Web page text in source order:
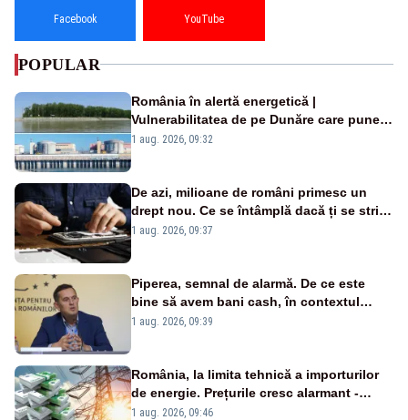
Facebook YouTube
POPULAR
România în alertă energetică |
Vulnerabilitatea de pe Dunăre care pune
în pericol Centrala Cernavodă era
1 aug. 2026, 09:32
De azi, milioane de români primesc un
drept nou. Ce se întâmplă dacă ți se strică
un produs
1 aug. 2026, 09:37
Piperea, semnal de alarmă. De ce este
bine să avem bani cash, în contextul
alertei energetice?
1 aug. 2026, 09:39
România, la limita tehnică a importurilor
de energie. Prețurile cresc alarmant -
Analiză Realitatea Plus
1 aug. 2026, 09:46